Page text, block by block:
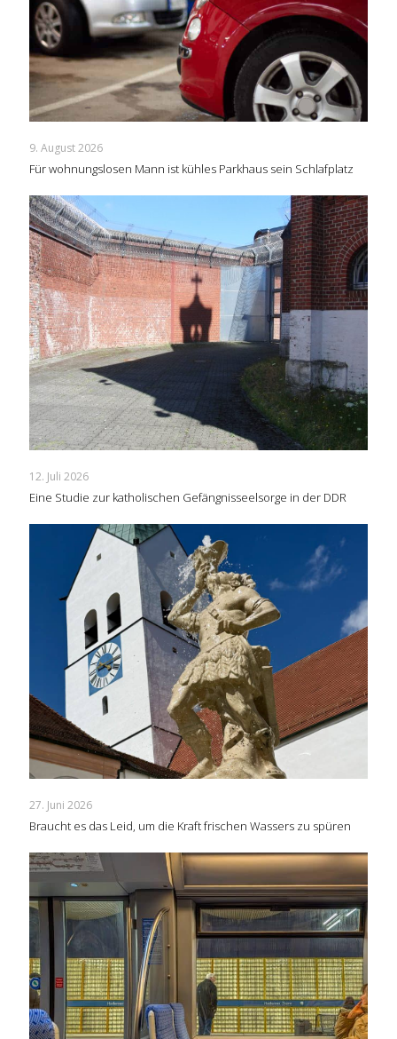
9. August 2026
Für wohnungslosen Mann ist kühles Parkhaus sein Schlafplatz
12. Juli 2026
Eine Studie zur katholischen Gefängnisseelsorge in der DDR
27. Juni 2026
Braucht es das Leid, um die Kraft frischen Wassers zu spüren